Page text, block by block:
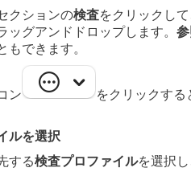
クションの検査をクリックし
ッグアンドドロップします。
もできます。
ン をクリックする
ルを選択
する検査プロファイルを選択